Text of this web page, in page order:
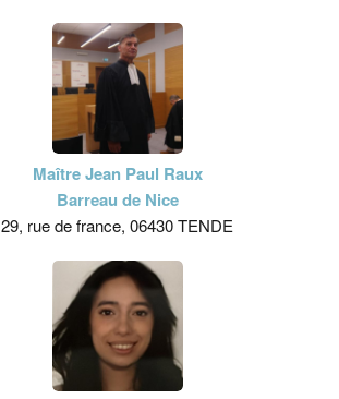
Maître Jean Paul Raux
Barreau de Nice
29, rue de france, 06430 TENDE